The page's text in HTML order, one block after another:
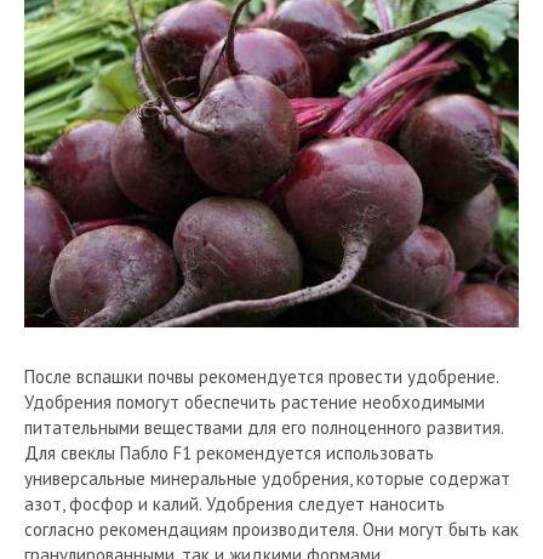
После вспашки почвы рекомендуется провести удобрение.
Удобрения помогут обеспечить растение необходимыми
питательными веществами для его полноценного развития.
Для свеклы Пабло F1 рекомендуется использовать
универсальные минеральные удобрения, которые содержат
азот, фосфор и калий. Удобрения следует наносить
согласно рекомендациям производителя. Они могут быть как